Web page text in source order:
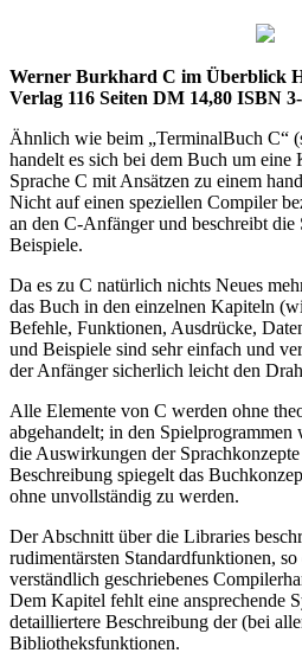
Werner Burkhard C im Überblick
Verlag 116 Seiten DM 14,80 ISBN
Ähnlich wie beim „TerminalBuch C“
handelt es sich bei dem Buch um
Sprache C mit Ansätzen zu einem
Nicht auf einen speziellen Compiler
an den C-Anfänger und beschreibt
Beispiele.
Da es zu C natürlich nichts Neues
das Buch in den einzelnen Kapiteln
Befehle, Funktionen, Ausdrücke,
und Beispiele sind sehr einfach und
der Anfänger sicherlich leicht den
Alle Elemente von C werden ohne
abgehandelt; in den
die Auswirkungen der
Beschreibung spiegelt das
ohne unvollständig zu werden.
Der Abschnitt über die Libraries
rudimentärsten Standardfunktionen,
verständlich geschriebenes
Dem Kapitel fehlt eine ansprechende
detailliertere Beschreibung der (bei
Bibliotheksfunktionen.